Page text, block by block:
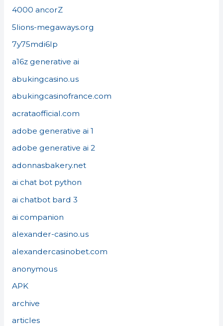
4000 ancorZ
5lions-megaways.org
7y75mdi6lp
a16z generative ai
abukingcasino.us
abukingcasinofrance.com
acrataofficial.com
adobe generative ai 1
adobe generative ai 2
adonnasbakery.net
ai chat bot python
ai chatbot bard 3
ai companion
alexander-casino.us
alexandercasinobet.com
anonymous
APK
archive
articles